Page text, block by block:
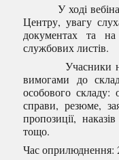
У ході
Центру, увагу
документах та
службових листів.
Учасники
вимогами до
особового складу:
справи, резюме,
пропозиції,
тощо.
Час оприлюднення: